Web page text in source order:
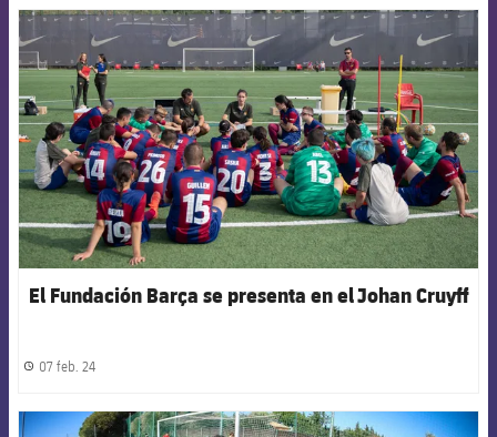
FCB Barcelona badge
El Fundación Barça se presenta en el Johan Cruyff
label.share.clock
07 feb. 24
FCB Barcelona badge